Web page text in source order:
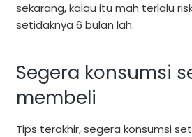
sekarang, kalau itu mah terlalu
setidaknya 6 bulan lah.
Segera konsumsi
membeli
Tips terakhir, segera konsumsi